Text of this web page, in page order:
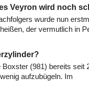
Veyron wird noch
wurde nun
der vermutlich in
(981) bereits seit
aufzubügeln. Im